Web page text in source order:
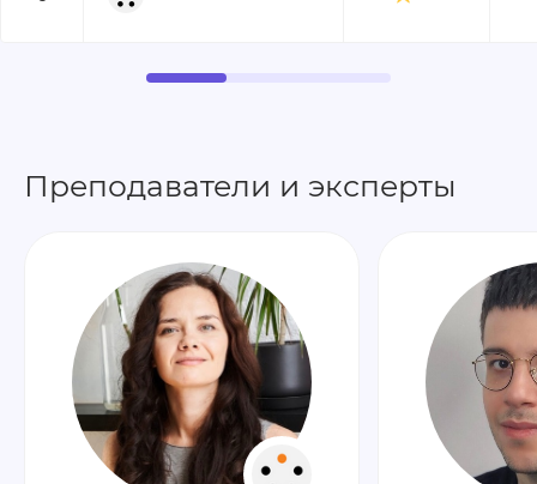
Преподаватели и эксперты